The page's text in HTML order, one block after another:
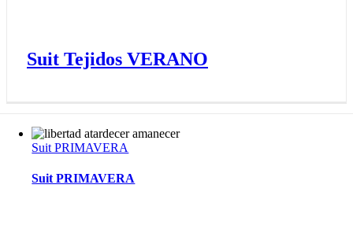
Suit Tejidos VERANO
Suit PRIMAVERA
Suit PRIMAVERA